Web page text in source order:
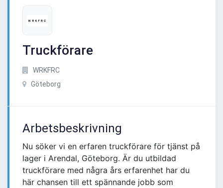
Truckförare
WRKFRC
Göteborg
Arbetsbeskrivning
Nu söker vi en erfaren truckförare för tjänst på
lager i Arendal, Göteborg. Är du utbildad
truckförare med några års erfarenhet har du
här chansen till ett spännande jobb som